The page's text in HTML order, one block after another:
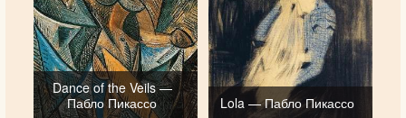
Dance of the Veils —
Пабло Пикассо
Lola — Пабло Пикассо